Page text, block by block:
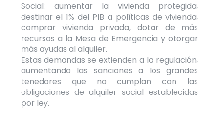
Social: aumentar la vivienda protegida,
destinar el 1% del PIB a políticas de vivienda,
comprar vivienda privada, dotar de más
recursos a la Mesa de Emergencia y otorgar
más ayudas al alquiler.
Estas demandas se extienden a la regulación,
aumentando las sanciones a los grandes
tenedores que no cumplan con las
obligaciones de alquiler social establecidas
por ley.